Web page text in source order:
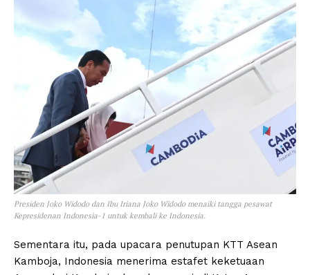
Presiden Joko Widodo dan Ibu Iriana Joko Widodo menaiki tangga pesawat
Kepresidenan Indonesia-1 untuk kembali ke Indonesia.
Sementara itu, pada upacara penutupan KTT Asean
Kamboja, Indonesia menerima estafet keketuaan